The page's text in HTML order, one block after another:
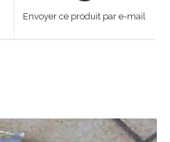
new
Envoyer ce produit par e-mail